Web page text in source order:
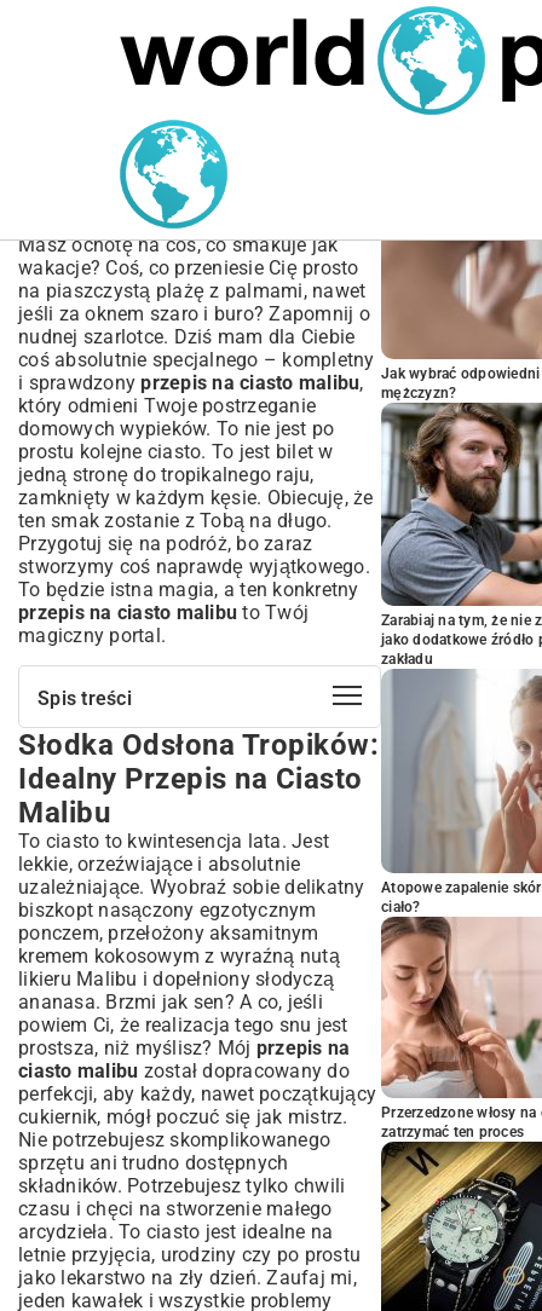
MARIUSZ ŁAMAGA 05.10.2025
Przepis na Ciasto Malibu
– Tropikalny Rarytas Krok
po Kroku
Masz ochotę na coś, co smakuje jak
wakacje? Coś, co przeniesie Cię prosto
na piaszczystą plażę z palmami, nawet
jeśli za oknem szaro i buro? Zapomnij o
nudnej szarlotce. Dziś mam dla Ciebie
coś absolutnie specjalnego – kompletny
i sprawdzonyprzepis na ciasto malibu,
który odmieni Twoje postrzeganie
domowych wypieków. To nie jest po
prostu kolejne ciasto. To jest bilet w
jedną stronę do tropikalnego raju,
zamknięty w każdym kęsie. Obiecuję, że
ten smak zostanie z Tobą na długo.
Przygotuj się na podróż, bo zaraz
stworzymy coś naprawdę wyjątkowego.
To będzie istna magia, a ten konkretny
przepis na ciasto malibu to Twój
magiczny portal.
Spis treści
Słodka Odsłona Tropików: Idealny
Przepis na Ciasto Malibu
Czym Charakteryzuje Się Ciasto Malibu?
Historia i Pochodzenie Egzotycznego
Smaku
Kluczowe Składniki: Kokos, Ananas i Rum
Przepis na Ciasto Malibu: Krok po Kroku
do Rajskiej Słodyczy
Niezbędne Składniki: Lista Zakupów
Przygotowanie Biszkoptu lub Spodu:
Tajniki Idealnej Konsystencji
Krem Kokosowy z Nutą Malibu: Jak
Uzyskać Kremową Perfekcję?
Warstwy i Dekoracja: Artystyczne
Wykończenie
Wariacje i Alternatywy: Dostosuj Ciasto
Malibu do Swoich Preferencji
Wersja Bezalkoholowa: Smak dla Każdego
Dodatki i Urozmaicenia: Świeże Owoce i
Orzechy
Ciasto Malibu na Zimno: Szybka i
Orzeźwiająca Opcja
Jak Idealnie Podawać i Przechowywać
Słodka Odsłona Tropików:
Idealny Przepis na Ciasto
Malibu
To ciasto to kwintesencja lata. Jest
lekkie, orzeźwiające i absolutnie
uzależniające. Wyobraź sobie delikatny
biszkopt nasączony egzotycznym
ponczem, przełożony aksamitnym
kremem kokosowym z wyraźną nutą
likieru Malibu i dopełniony słodyczą
ananasa. Brzmi jak sen? A co, jeśli
powiem Ci, że realizacja tego snu jest
prostsza, niż myślisz? Mój przepis na
ciasto malibu został dopracowany do
perfekcji, aby każdy, nawet początkujący
cukiernik, mógł poczuć się jak mistrz.
Nie potrzebujesz skomplikowanego
sprzętu ani trudno dostępnych
składników. Potrzebujesz tylko chwili
czasu i chęci na stworzenie małego
arcydzieła. To ciasto jest idealne na
letnie przyjęcia, urodziny czy po prostu
jako lekarstwo na zły dzień. Zaufaj mi,
jeden kawałek i wszystkie problemy
Jak wybrać
mężczyzn?
Zarabiaj na tym, że nie
jako dodatkowe
zakładu
Atopowe zapalenie
ciało?
Przerzedzone włosy
zatrzymać ten proces